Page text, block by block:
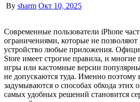
By sharm Окт 10, 2025
Современные пользователи iPhone часто сталкиваются с
ограничениями, которые не позволяют
устройство любые приложения.
Store имеет строгие правила, и
игры или кастомные версии
не допускаются туда. Именно поэтому
задумываются о способах обхода
самых удобных решений становится